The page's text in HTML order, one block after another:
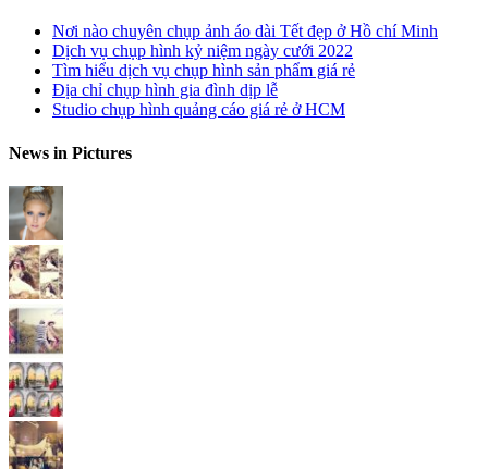
Nơi nào chuyên chụp ảnh áo dài Tết đẹp ở Hồ chí Minh
Dịch vụ chụp hình kỷ niệm ngày cưới 2022
Tìm hiểu dịch vụ chụp hình sản phẩm giá rẻ
Địa chỉ chụp hình gia đình dịp lễ
Studio chụp hình quảng cáo giá rẻ ở HCM
News in Pictures